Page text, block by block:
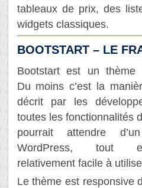
tableaux de prix, des
widgets classiques.
BOOTSTART – LE
Bootstart est un thème
Du moins c’est la
décrit par les
toutes les fonctionnalités
pourrait attendre
WordPress, tout
relativement facile à
Le thème est responsive